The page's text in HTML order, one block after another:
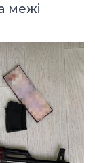
межі